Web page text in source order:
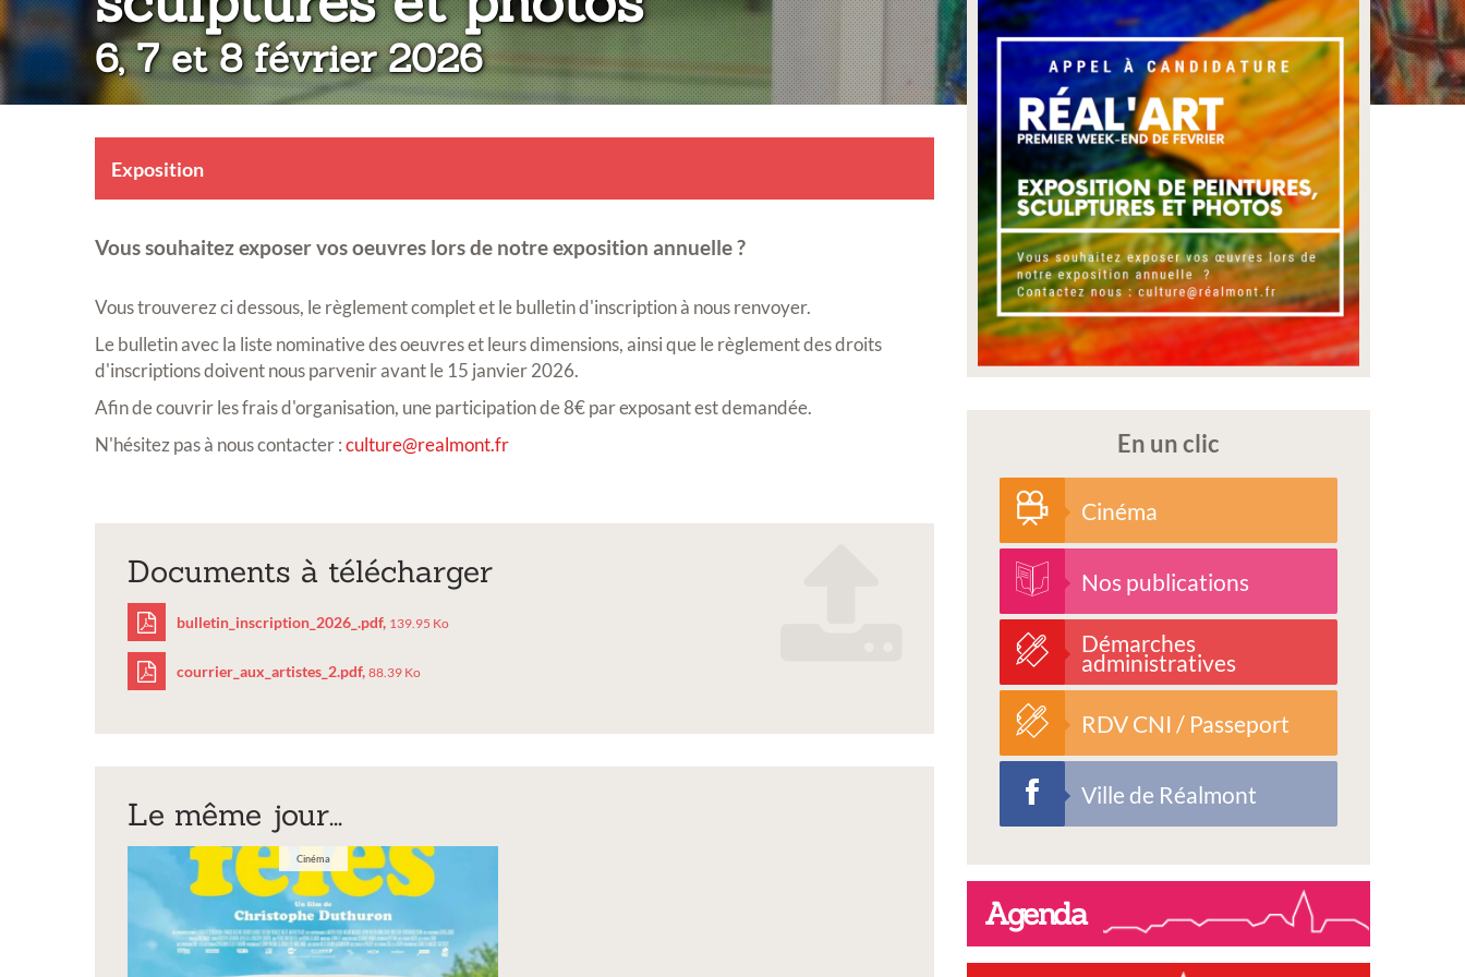
6, 7 et 8 février 2026
Exposition
Vous souhaitez exposer vos oeuvres lors de notre exposition annuelle ?
Vous trouverez ci dessous, le règlement complet et le bulletin d'inscription à nous renvoyer.
Le bulletin avec la liste nominative des oeuvres et leurs dimensions, ainsi que le règlement des droits
d'inscriptions doivent nous parvenir avant le 15 janvier 2026.
Afin de couvrir les frais d'organisation, une participation de 8€ par exposant est demandée.
N'hésitez pas à nous contacter :culture@realmont.fr
Documents à télécharger
bulletin_inscription_2026_.pdf
bulletin_inscription_2026_.pdf, 139.95 Ko
courrier_aux_artistes_2.pdf
courrier_aux_artistes_2.pdf, 88.39 Ko
Le même jour...
Cinéma
En un clic
Cinéma
Nos publications
Démarches
administratives
RDV CNI / Passeport
Ville de Réalmont
Agenda